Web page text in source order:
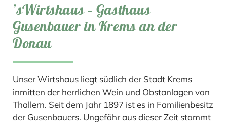
’sWirtshaus – Gasthaus
Gusenbauer in Krems an der
Donau
Unser Wirtshaus liegt südlich der Stadt Krems
inmitten der herrlichen Wein und Obstanlagen von
Thallern. Seit dem Jahr 1897 ist es in Familienbesitz
der Gusenbauers. Ungefähr aus dieser Zeit stammt